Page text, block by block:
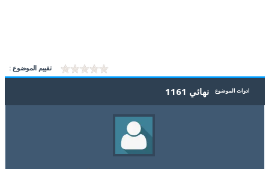
تقييم الموضوع :
ادوات الموضوع نهائي 1161